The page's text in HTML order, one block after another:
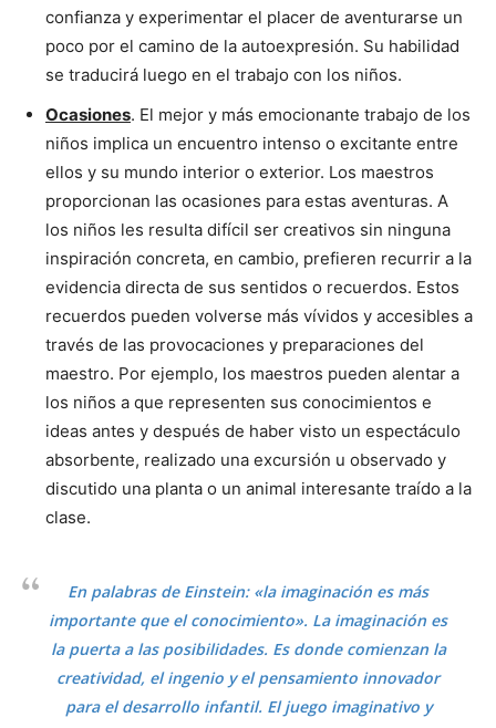
confianza y experimentar el placer de aventurarse un
poco por el camino de la autoexpresión. Su habilidad
se traducirá luego en el trabajo con los niños.
Ocasiones. El mejor y más emocionante trabajo de los
niños implica un encuentro intenso o excitante entre
ellos y su mundo interior o exterior. Los maestros
proporcionan las ocasiones para estas aventuras. A
los niños les resulta difícil ser creativos sin ninguna
inspiración concreta, en cambio, prefieren recurrir a la
evidencia directa de sus sentidos o recuerdos. Estos
recuerdos pueden volverse más vívidos y accesibles a
través de las provocaciones y preparaciones del
maestro. Por ejemplo, los maestros pueden alentar a
los niños a que representen sus conocimientos e
ideas antes y después de haber visto un espectáculo
absorbente, realizado una excursión u observado y
discutido una planta o un animal interesante traído a la
clase.
En palabras de Einstein: «la imaginación es más
importante que el conocimiento». La imaginación es
la puerta a las posibilidades. Es donde comienzan la
creatividad, el ingenio y el pensamiento innovador
para el desarrollo infantil. El juego imaginativo y